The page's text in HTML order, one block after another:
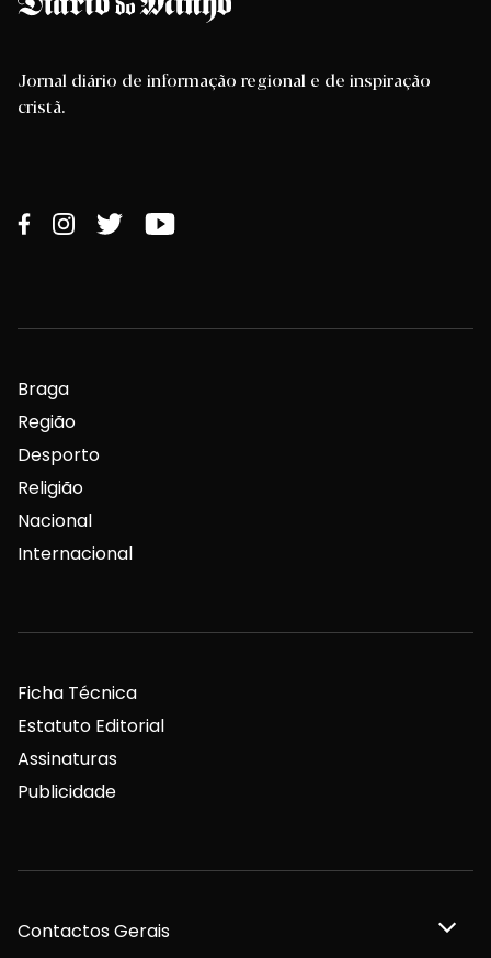
Jornal diário de informação regional e de inspiração
cristã.
Braga
Região
Desporto
Religião
Nacional
Internacional
Ficha Técnica
Estatuto Editorial
Assinaturas
Publicidade
Contactos Gerais